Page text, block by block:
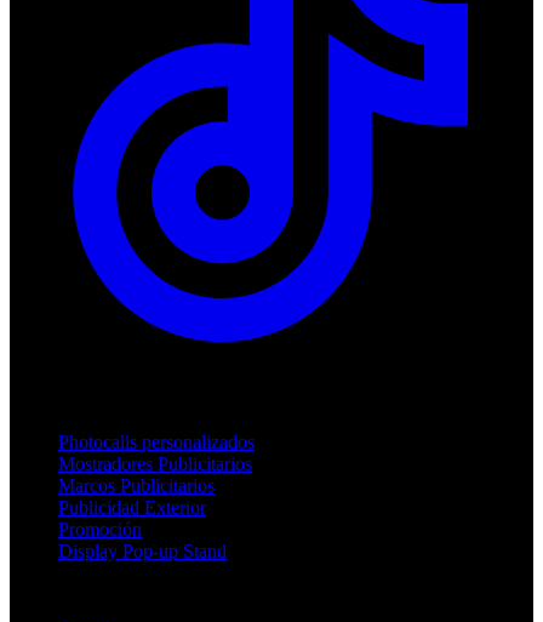
Photocalls personalizados
Mostradores Publicitarios
Marcos Publicitarios
Publicidad Exterior
Promoción
Display Pop-up Stand